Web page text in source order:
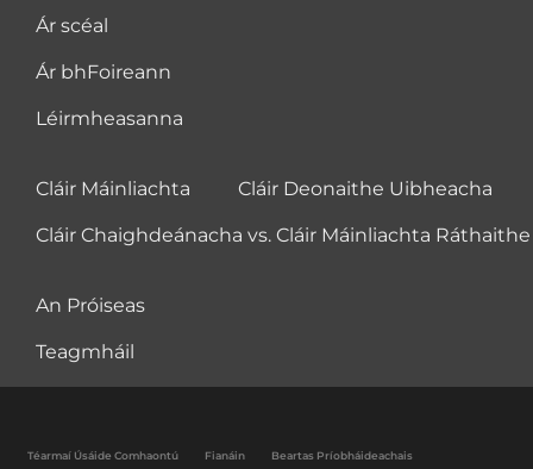
Ár scéal
Ár bhFoireann
Léirmheasanna
Cláir Máinliachta Cláir Deonaithe Uibheacha
Cláir Chaighdeánacha vs. Cláir Máinliachta Ráthaithe
An Próiseas
Teagmháil
Téarmaí Úsáide Comhaontú Fianáin Beartas Príobháideachais